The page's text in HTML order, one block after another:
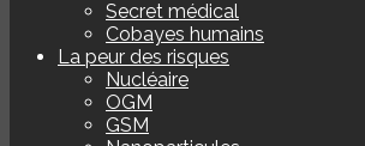
Secret médical
Cobayes humains
La peur des risques
Nucléaire
OGM
GSM